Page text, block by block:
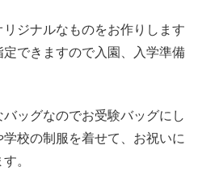
ジナルなものをお作りします
できますので入園、入学準備
ッグなのでお受験バッグにし
校の制服を着せて、お祝いに
。